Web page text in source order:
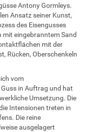
Antony Gormleys.
Ansatz seiner Kunst,
des Eisengusses
mit eingebranntem Sand
mit der
Rücken, Oberschenkeln
vom
in Auftrag und hat
Umsetzung. Die
Intensionen treten in
Die reine
ausgelagert